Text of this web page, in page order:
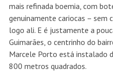
mais refinada boemia, com
genuinamente cariocas – sem
logo ali. E é justamente a
Guimarães, o centrinho do
Marcele Porto está instalado
800 metros quadrados.